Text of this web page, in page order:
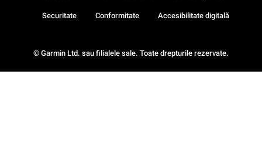
© Garmin Ltd. sau filialele sale. Toate drepturile rezervate.
Securitate Conformitate Accesibilitate digitală